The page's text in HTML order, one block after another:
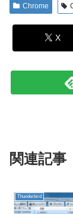
Chrome
X
関連記事
Thunderbird